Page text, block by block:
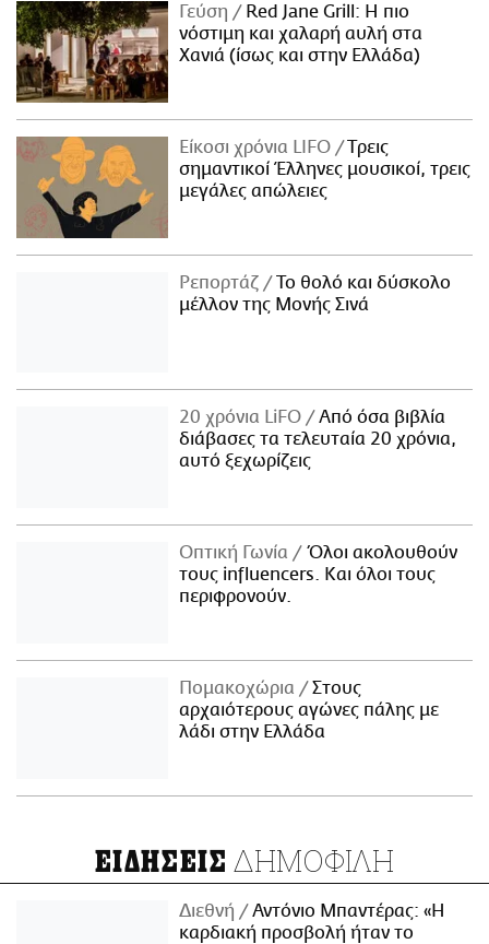
Γεύση
Red Jane Grill: Η πιο
νόστιμη και χαλαρή αυλή στα
Χανιά (ίσως και στην Ελλάδα)
Είκοσι χρόνια LIFO
Tρεις
σημαντικοί Έλληνες μουσικοί, τρεις
μεγάλες απώλειες
Ρεπορτάζ
Το θολό και δύσκολο
μέλλον της Μονής Σινά
20 χρόνια LiFO
Από όσα βιβλία
διάβασες τα τελευταία 20 χρόνια,
αυτό ξεχωρίζεις
Οπτική Γωνία
Όλοι ακολουθούν
τους influencers. Και όλοι τους
περιφρονούν.
Πομακοχώρια
Στους
αρχαιότερους αγώνες πάλης με
λάδι στην Ελλάδα
ΕΙΔΗΣΕΙΣ ΔΗΜΟΦΙΛΗ
Διεθνή
Αντόνιο Μπαντέρας: «Η
καρδιακή προσβολή ήταν το